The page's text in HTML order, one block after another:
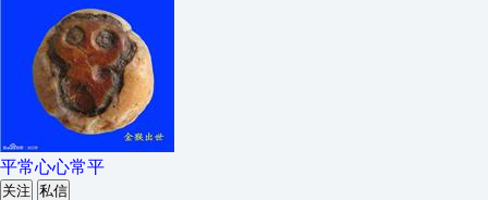
平常心心常平
关注 私信